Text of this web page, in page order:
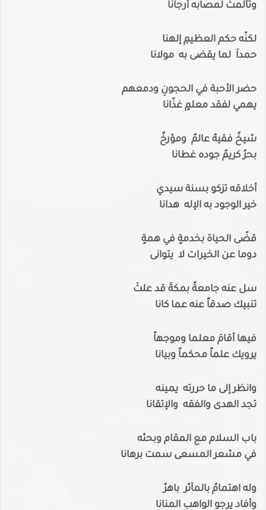
وتألّمتْ لمصابه أرجانا
لكنّه حكم العظيمِ إلهنا
حمداَ لما يقضى به مولانا
حضر الأحبة في الحجونِ ودمعهم
يهمي لفقد معلمٍ غذّانا
شيخٌ فقيهٌ عالمٌ ومؤرخٌ
بحرٌ كريمٌ جوده غطانا
أخلاقه تزكو بسنة سيدي
خير الوجود به الإله هدانا
قضّى الحياة بخدمةٍ في همةٍ
دوما عن الخيرات لا يتوانى
سل عنه جامعةً بمكةَ قد علتْ
تنبيك صدقاً عنه عما كانا
فيها أقامَ معلما وموجهاً
يرويك علماً محكماً وبيانا
وانظر إلى ما حررته يمينه
تجد الهدى والفقه والإتقانا
باب السلام مع المقام وبحثه
في مشعر المسعى سمت برهانا
وله اهتمامٌ بالمآثر باهرٌ
وأفاد يرجو الواهب المنانا